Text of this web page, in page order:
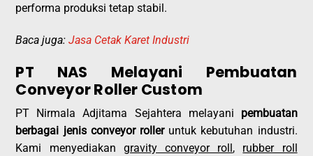
performa produksi tetap stabil.
Baca juga:Jasa Cetak Karet Industri
PT NAS Melayani Pembuatan
Conveyor Roller Custom
PT Nirmala Adjitama Sejahtera melayani pembuatan
berbagai jenis conveyor rolleruntuk kebutuhan industri.
Kami menyediakan gravity conveyor roll , rubber roll